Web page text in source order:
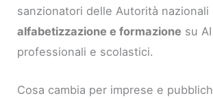
sanzionatori delle Autorità
alfabetizzazione e formazione su
professionali e scolastici.
Cosa cambia per imprese e